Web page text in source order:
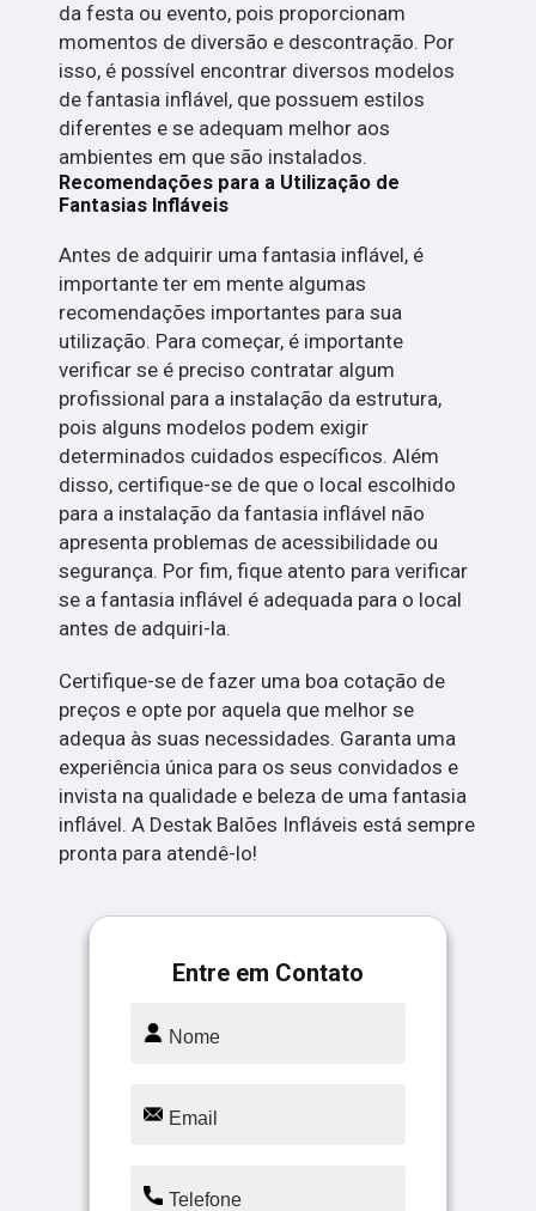
da festa ou evento, pois proporcionam
momentos de diversão e descontração. Por
isso, é possível encontrar diversos modelos
de fantasia inflável, que possuem estilos
diferentes e se adequam melhor aos
ambientes em que são instalados.
Recomendações para a Utilização de
Fantasias Infláveis
Antes de adquirir uma fantasia inflável, é
importante ter em mente algumas
recomendações importantes para sua
utilização. Para começar, é importante
verificar se é preciso contratar algum
profissional para a instalação da estrutura,
pois alguns modelos podem exigir
determinados cuidados específicos. Além
disso, certifique-se de que o local escolhido
para a instalação da fantasia inflável não
apresenta problemas de acessibilidade ou
segurança. Por fim, fique atento para verificar
se a fantasia inflável é adequada para o local
antes de adquiri-la.
Certifique-se de fazer uma boa cotação de
preços e opte por aquela que melhor se
adequa às suas necessidades. Garanta uma
experiência única para os seus convidados e
invista na qualidade e beleza de uma fantasia
inflável. A Destak Balões Infláveis está sempre
pronta para atendê-lo!
Entre em Contato